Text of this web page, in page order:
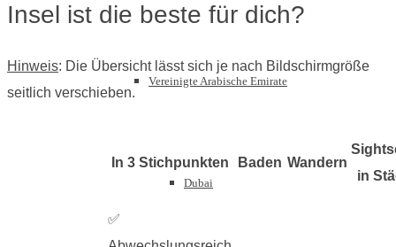
Vereinigte Arabische Emirate
Dubai
Insel ist die beste für dich?
Hinweis: Die Übersicht lässt sich je nach Bildschirmgröße
seitlich verschieben.
In 3 Stichpunkten Baden Wandern
in
✅